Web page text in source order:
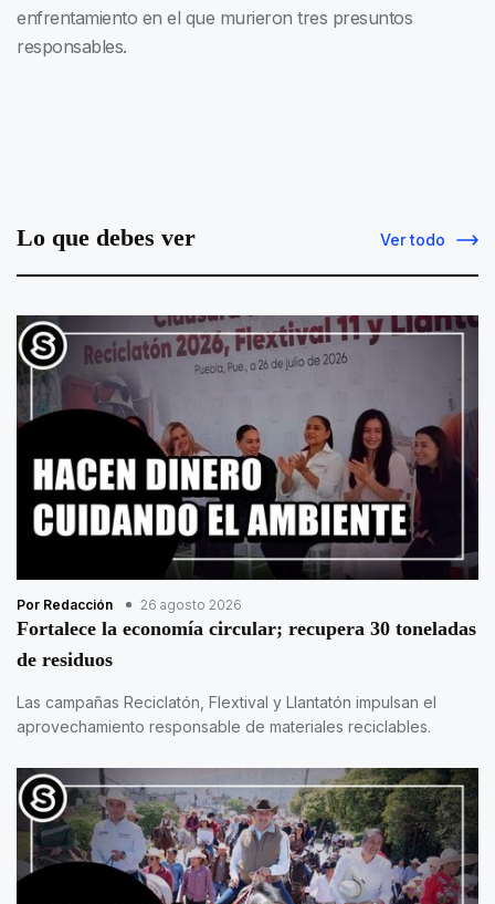
enfrentamiento en el que murieron tres presuntos
responsables.
Lo que debes ver Ver todo
Por Redacción 26 agosto 2026
Fortalece la economía circular; recupera 30 toneladas
de residuos
Las campañas Reciclatón, Flextival y Llantatón impulsan el
aprovechamiento responsable de materiales reciclables.